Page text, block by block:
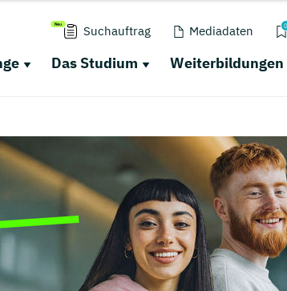
Suchauftrag Mediadaten 0
Das Studium Weiterbildungen